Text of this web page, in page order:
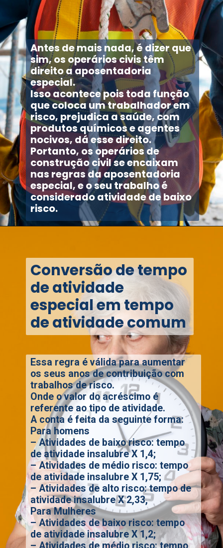
Antes de mais nada, é dizer que
sim, os operários civis têm
direito a aposentadoria
especial.
Isso acontece pois toda função
que coloca um trabalhador em
risco, prejudica a saúde, com
produtos químicos e agentes
nocivos, dá esse direito.
Portanto, os operários de
construção civil se encaixam
nas regras da aposentadoria
especial, e o seu trabalho é
considerado atividade de baixo
risco.
Conversão de tempo
de atividade
especial em tempo
de atividade comum
Essa regra é válida para aumentar
os seus anos de contribuição com
trabalhos de risco.
Onde o valor do acréscimo é
referente ao tipo de atividade.
A conta é feita da seguinte forma:
Para homens
– Atividades de baixo risco: tempo
de atividade insalubre X 1,4;
– Atividades de médio risco: tempo
de atividade insalubre X 1,75;
– Atividades de alto risco: tempo de
atividade insalubre X 2,33,
Para Mulheres
– Atividades de baixo risco: tempo
de atividade insalubre X 1,2;